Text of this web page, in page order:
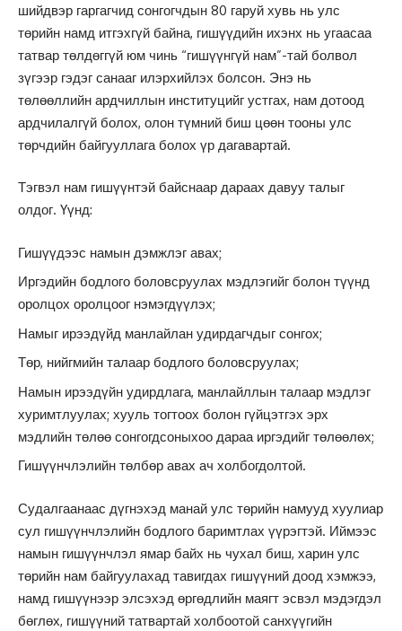
шийдвэр гаргагчид сонгогчдын 80 гаруй хувь нь улс
төрийн намд итгэхгүй байна, гишүүдийн ихэнх нь угаасаа
татвар төлдөггүй юм чинь “гишүүнгүй нам”-тай болвол
зүгээр гэдэг санааг илэрхийлэх болсон. Энэ нь
төлөөллийн ардчиллын институцийг устгах, нам дотоод
ардчилалгүй болох, олон түмний биш цөөн тооны улс
төрчдийн байгууллага болох үр дагавартай.
Тэгвэл нам гишүүнтэй байснаар дараах давуу талыг
олдог. Үүнд:
Гишүүдээс намын дэмжлэг авах;
Иргэдийн бодлого боловсруулах мэдлэгийг болон түүнд
оролцох оролцоог нэмэгдүүлэх;
Намыг ирээдүйд манлайлан удирдагчдыг сонгох;
Төр, нийгмийн талаар бодлого боловсруулах;
Намын ирээдүйн удирдлага, манлайллын талаар мэдлэг
хуримтлуулах; хууль тогтоох болон гүйцэтгэх эрх
мэдлийн төлөө сонгогдсоныхоо дараа иргэдийг төлөөлөх;
Гишүүнчлэлийн төлбөр авах ач холбогдолтой.
Судалгаанаас дүгнэхэд манай улс төрийн намууд хуулиар
сул гишүүнчлэлийн бодлого баримтлах үүрэгтэй. Иймээс
намын гишүүнчлэл ямар байх нь чухал биш, харин улс
төрийн нам байгуулахад тавигдах гишүүний доод хэмжээ,
намд гишүүнээр элсэхэд өргөдлийн маягт эсвэл мэдэгдэл
бөглөх, гишүүний татвартай холбоотой санхүүгийн